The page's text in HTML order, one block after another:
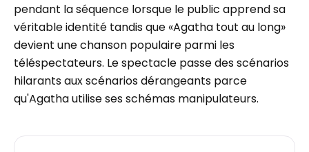
pendant la séquence lorsque le public apprend sa
véritable identité tandis que «Agatha tout au long»
devient une chanson populaire parmi les
téléspectateurs. Le spectacle passe des scénarios
hilarants aux scénarios dérangeants parce
qu'Agatha utilise ses schémas manipulateurs.